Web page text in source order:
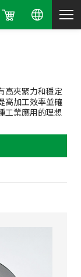
高夾緊力和穩定
高加工效率並確
工業應用的理想